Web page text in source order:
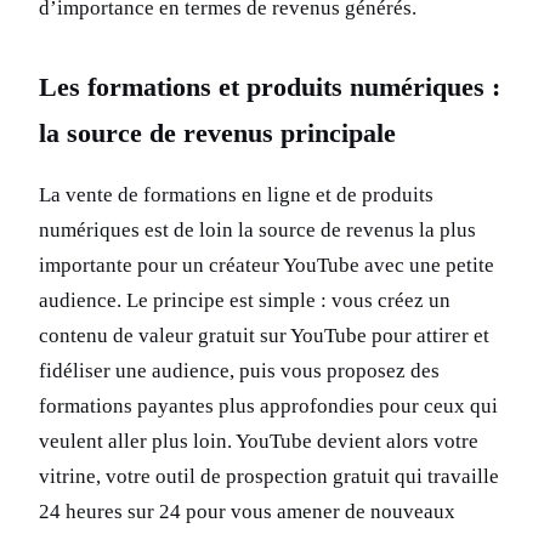
d’importance en termes de revenus générés.
Les formations et produits numériques :
la source de revenus principale
La vente de formations en ligne et de produits
numériques est de loin la source de revenus la plus
importante pour un créateur YouTube avec une petite
audience. Le principe est simple : vous créez un
contenu de valeur gratuit sur YouTube pour attirer et
fidéliser une audience, puis vous proposez des
formations payantes plus approfondies pour ceux qui
veulent aller plus loin. YouTube devient alors votre
vitrine, votre outil de prospection gratuit qui travaille
24 heures sur 24 pour vous amener de nouveaux